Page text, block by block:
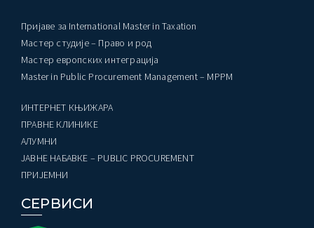
Пријаве за International Master in Taxation
Мастер студије – Право и род
Мастер европских интеграција
Master in Public Procurement Management – MPPM
ИНТЕРНЕТ КЊИЖАРА
ПРАВНЕ КЛИНИКЕ
AЛУМНИ
ЈАВНЕ НАБАВКЕ – PUBLIC PROCUREMENT
ПРИЈЕМНИ
СЕРВИСИ